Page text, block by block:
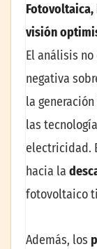
visión
El análisis
negativa
la
las
electricidad.
hacia la
fotovoltaico
Además, los